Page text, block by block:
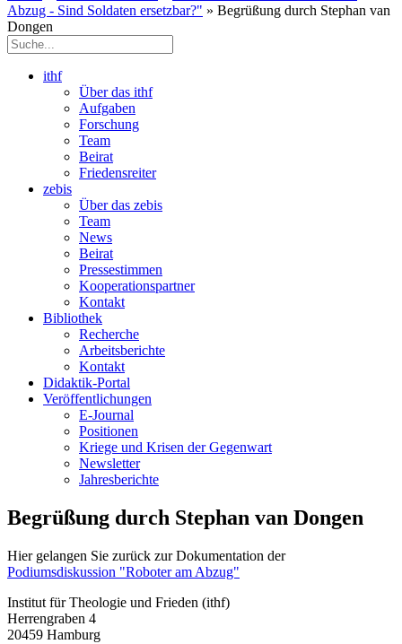
Abzug - Sind Soldaten ersetzbar?" » Begrüßung durch Stephan van
Dongen
ithf
Über das ithf
Aufgaben
Forschung
Team
Beirat
Friedensreiter
zebis
Über das zebis
Team
News
Beirat
Pressestimmen
Kooperationspartner
Kontakt
Bibliothek
Recherche
Arbeitsberichte
Kontakt
Didaktik-Portal
Veröffentlichungen
E­-Journal
Positionen
Kriege und Krisen der Gegenwart
Newsletter
Jahresberichte
Begrüßung durch Stephan van Dongen
Hier gelangen Sie zurück zur Dokumentation der
Podiumsdiskussion "Roboter am Abzug"
Institut für Theologie und Frieden (ithf)
Herrengraben 4
20459 Hamburg